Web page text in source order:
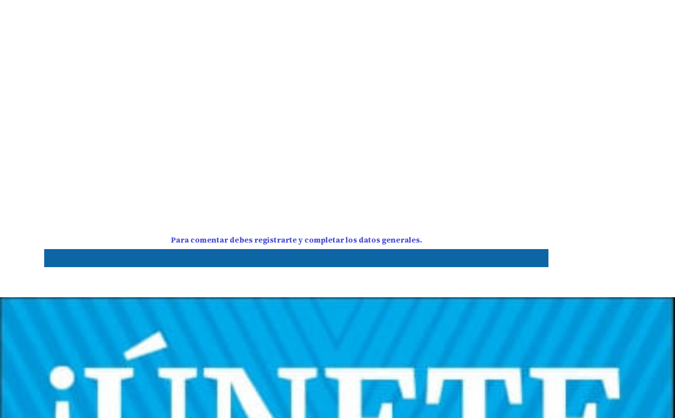
Para comentar debes registrarte y completar los datos generales.